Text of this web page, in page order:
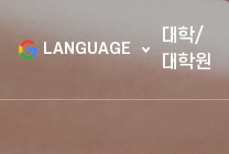
LANGUAGE
대학/
대학원